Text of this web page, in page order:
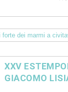
XXV
GIACOMO